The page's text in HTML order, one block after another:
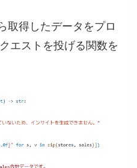
取得したデータをプロ
エストを投げる関数を